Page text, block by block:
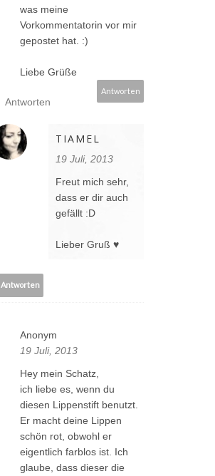
was meine
Vorkommentatorin vor mir
gepostet hat. :)
Liebe Grüße
Antworten
Antworten
TIAMEL
19 Juli, 2013
Freut mich sehr,
dass er dir auch
gefällt :D
Lieber Gruß ♥
Antworten
Anonym
19 Juli, 2013
Hey mein Schatz,
ich liebe es, wenn du
diesen Lippenstift benutzt.
Er macht deine Lippen
schön rot, obwohl er
eigentlich farblos ist. Ich
glaube, dass dieser die